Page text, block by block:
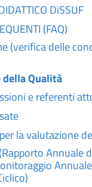
DiSSUF
(FAQ)
(verifica delle
Qualità
e referenti
la valutazione
Annuale